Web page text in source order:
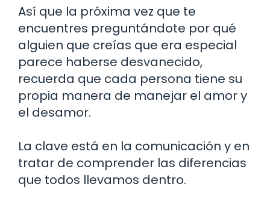
Así que la próxima vez que te
encuentres preguntándote por qué
alguien que creías que era especial
parece haberse desvanecido,
recuerda que cada persona tiene su
propia manera de manejar el amor y
el desamor.
La clave está en la comunicación y en
tratar de comprender las diferencias
que todos llevamos dentro.